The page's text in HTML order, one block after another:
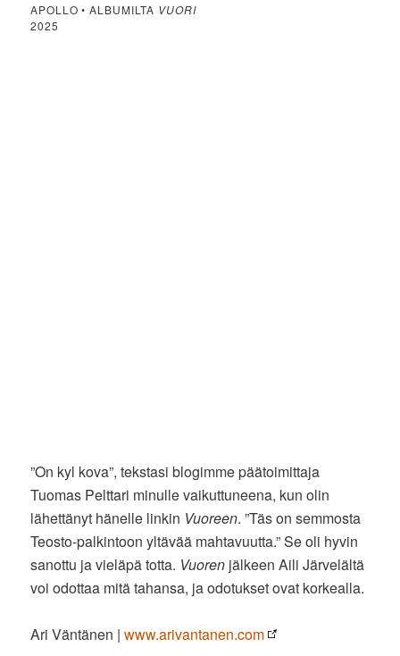
APOLLO • ALBUMILTA VUORI
2025
”On kyl kova”, tekstasi blogimme päätoimittaja
Tuomas Pelttari minulle vaikuttuneena, kun olin
lähettänyt hänelle linkin Vuoreen. ”Täs on semmosta
Teosto-palkintoon yltävää mahtavuutta.” Se oli hyvin
sanottu ja vieläpä totta. Vuoren jälkeen Aili Järvelältä
voi odottaa mitä tahansa, ja odotukset ovat korkealla.
Ari Väntänen |www.arivantanen.com